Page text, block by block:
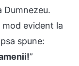
Dumnezeu.
mod evident la
spune:
”